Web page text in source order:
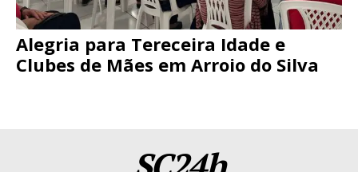
Alegria para Tereceira Idade e
Clubes de Mães em Arroio do Silva